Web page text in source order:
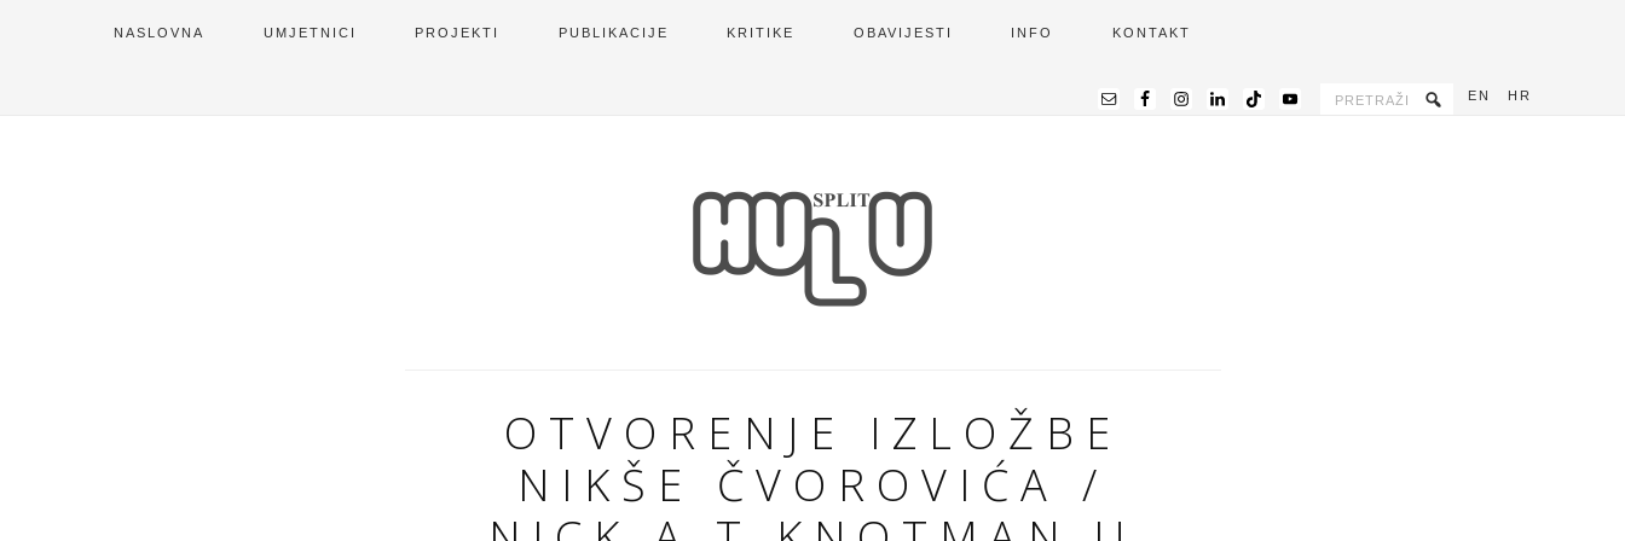
NASLOVNA UMJETNICI PROJEKTI PUBLIKACIJE KRITIKE OBAVIJESTI INFO KONTAKT
EN HR
OTVORENJE IZLOŽBE
NIKŠE ČVOROVIĆA /